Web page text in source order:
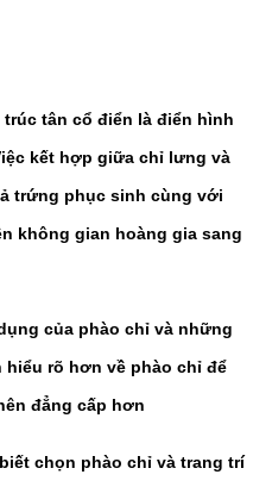
tân cổ điển là điển hình
kết hợp giữa chỉ lưng và
trứng phục sinh cùng với
không gian hoàng gia sang
của phào chỉ và những
rõ hơn về phào chỉ để
đẳng cấp hơn
chọn phào chỉ và trang trí